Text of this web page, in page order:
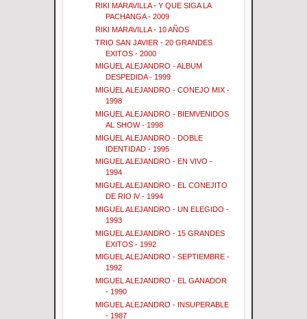
RIKI MARAVILLA - Y QUE SIGA LA
PACHANGA - 2009
RIKI MARAVILLA - 10 AÑOS
TRIO SAN JAVIER - 20 GRANDES
EXITOS - 2000
MIGUEL ALEJANDRO - ALBUM
DESPEDIDA - 1999
MIGUEL ALEJANDRO - CONEJO MIX -
1998
MIGUEL ALEJANDRO - BIEMVENIDOS
AL SHOW - 1998
MIGUEL ALEJANDRO - DOBLE
IDENTIDAD - 1995
MIGUEL ALEJANDRO - EN VIVO -
1994
MIGUEL ALEJANDRO - EL CONEJITO
DE RIO lV - 1994
MIGUEL ALEJANDRO - UN ELEGIDO -
1993
MIGUEL ALEJANDRO - 15 GRANDES
EXITOS - 1992
MIGUEL ALEJANDRO - SEPTIEMBRE -
1992
MIGUEL ALEJANDRO - EL GANADOR
- 1990
MIGUEL ALEJANDRO - INSUPERABLE
- 1987